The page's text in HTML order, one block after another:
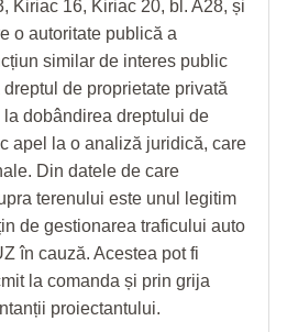
Kiriac 16, Kiriac 20, bl. A28, și
o autoritate publică a
similar de interes public
de proprietate privată
dobândirea dreptului de
apel la o analiză juridică, care
Din datele de care
terenului este unul legitim
de gestionarea traficului auto
în cauză. Acestea pot fi
la comanda și prin grija
proiectantului.